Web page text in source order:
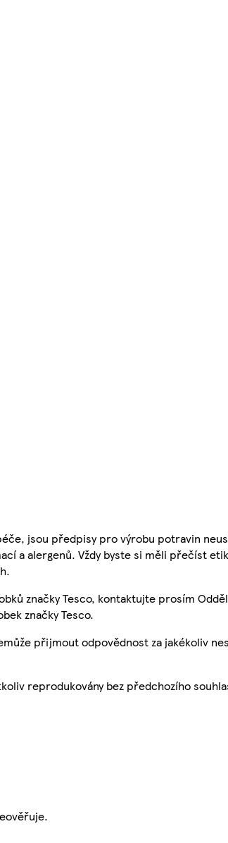
jsou předpisy pro výrobu potravin
a alergenů. Vždy byste si měli přečíst
značky Tesco, kontaktujte prosím
značky Tesco.
přijmout odpovědnost za jakékoliv
reprodukovány bez předchozího